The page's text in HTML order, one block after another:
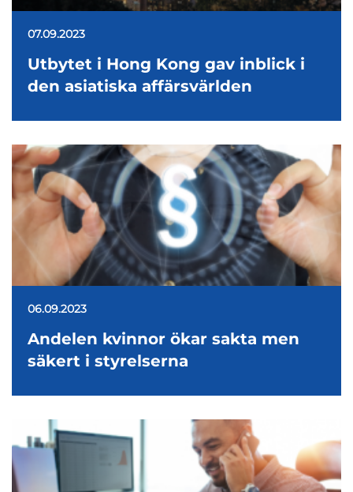
07.09.2023
Utbytet i Hong Kong gav inblick i
den asiatiska affärsvärlden
06.09.2023
Andelen kvinnor ökar sakta men
säkert i styrelserna